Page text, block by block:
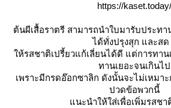
https://kaset.today/
ต้นผีเสื้อราตรี สามารถนำใบมารับประท
ได้ทั่งปรุงสุก และสด
ห้รสชาติเปรี้ยวแก้เลี่ยนได้ดี แต่การทา
ทานเยอะจนเกินไป
เพราะมีกรดอ๊อกซาลิก ดังนั้นจะไม่เหมา
ปวดข้อพวกนี้
นะนำให้ใส่เพื่อเพิ่มรสชา